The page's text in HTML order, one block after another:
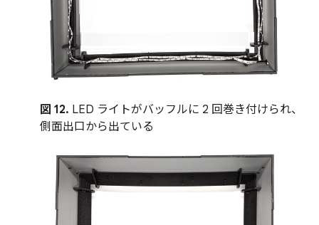
図 12. LED ライトがバッフルに 2 回巻き付けられ、
側面出口から出ている